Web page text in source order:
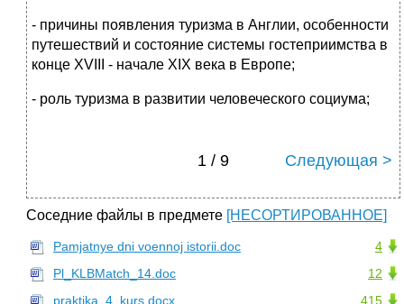
- причины появления туризма в Англии, особенности
путешествий и состояние системы гостеприимства в
конце XVIII - начале XIX века в Европе;
- роль туризма в развитии человеческого социума;
1 / 9 Следующая >
Соседние файлы в предмете [НЕСОРТИРОВАННОЕ]
4
Pamjatnye dni voennoj istorii.doc
12
Pl_KLBMatch_14.doc
415
praktika_4_kurs.docx